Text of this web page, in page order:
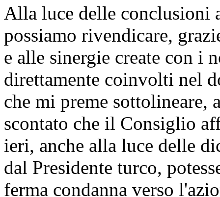
Alla luce delle conclusioni
possiamo rivendicare,
e alle sinergie create con i
direttamente coinvolti nel
che mi preme sottolineare,
scontato che il Consiglio
ieri, anche alla luce delle
dal Presidente turco,
ferma condanna verso